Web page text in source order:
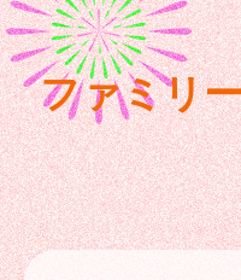
ファミリ